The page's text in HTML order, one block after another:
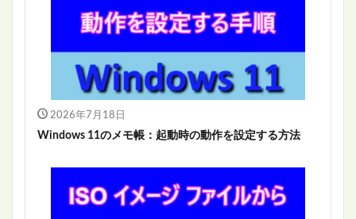
2026年7月18日
Windows 11のメモ帳：起動時の動作を設定する方法